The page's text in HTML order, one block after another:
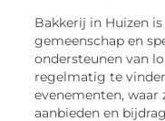
Bakkerij in Huizen
gemeenschap en
ondersteunen van
regelmatig te
evenementen,
aanbieden en